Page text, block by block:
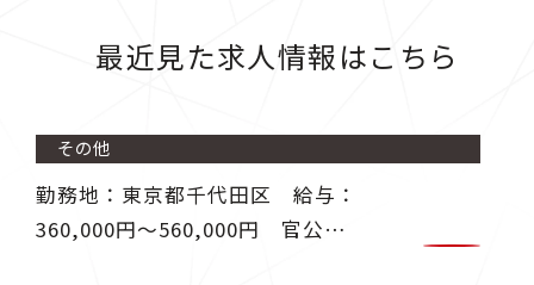
最近見た求人情報はこちら
その他
勤務地：東京都千代田区 給与：
360,000円〜560,000円 官公庁